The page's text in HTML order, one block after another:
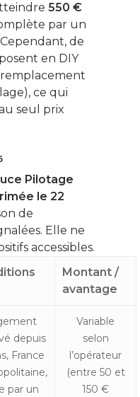
550 €
par un
de
en DIY
ce qui
seul prix
Pilotage
le 22
de
Elle ne
accessibles.
Montant /
avantage
depuis
France
par un
Variable
selon
l’opérateur
(entre 50 et
150 €